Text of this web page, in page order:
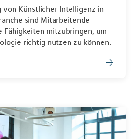
von Künstlicher Intelligenz in
sind Mitarbeitende
Fähigkeiten mitzubringen, um
richtig nutzen zu können.